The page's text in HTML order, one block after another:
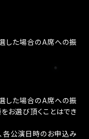
した場合のA席への振
した場合のA席への振
お選び頂くことはでき
公演日時のお申込み